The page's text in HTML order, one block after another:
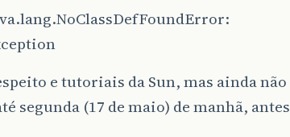
e tutoriais da Sun, mas ainda não
segunda (17 de maio) de manhã, antes